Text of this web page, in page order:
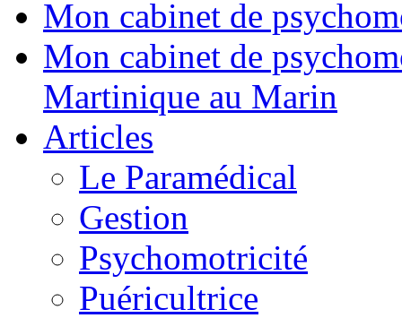
Mon cabinet de
Mon cabinet de
Martinique au Marin
Articles
Le Paramédical
Gestion
Psychomotricité
Puéricultrice